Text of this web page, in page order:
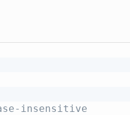
insensitive